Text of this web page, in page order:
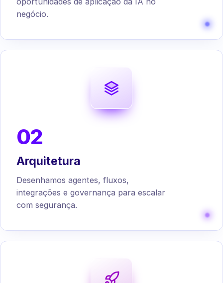
negócio.
02
Arquitetura
Desenhamos agentes, fluxos,
integrações e governança para escalar
com segurança.